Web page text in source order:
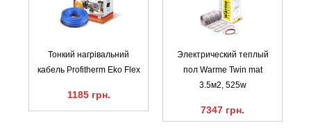
Тонкий нагрівальний
кабель Profitherm Eko Flex
1185 грн.
Электрический теплый
пол Warme Twin mat
3.5м2, 525w
7347 грн.